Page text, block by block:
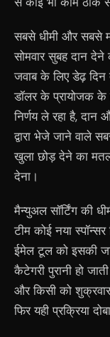
सबसे धीमी और सबसे
सोमवार सुबह दान देने
जवाब के लिए डेढ़
डॉलर के प्रायोजक
निर्णय ले रहा है,
द्वारा भेजे जाने
खुला छोड़ देने का
देना।
मैन्युअल सॉर्टिंग की
टीम कोई नया
ईमेल टूल को इसकी
कैटेगरी पुरानी हो
और किसी को
फिर यही प्रक्रिया